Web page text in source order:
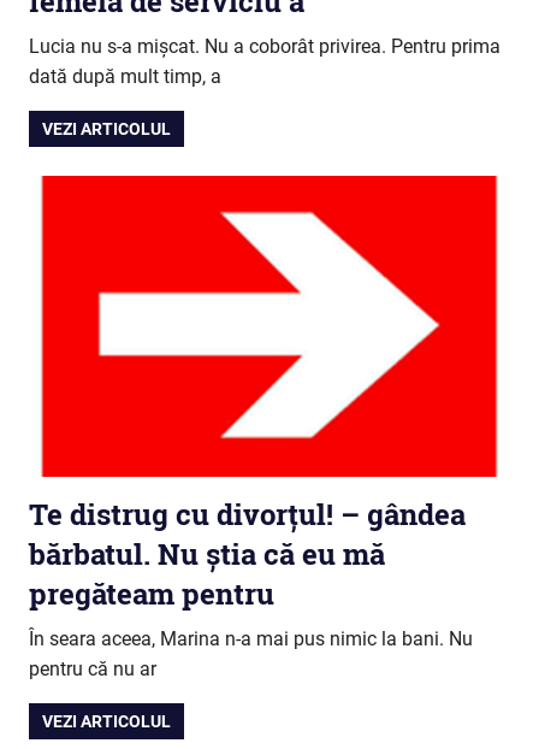
Lucia nu s-a mișcat. Nu a coborât privirea. Pentru prima
dată după mult timp, a
VEZI ARTICOLUL
Te distrug cu divorțul! – gândea
bărbatul. Nu știa că eu mă
pregăteam pentru
În seara aceea, Marina n-a mai pus nimic la bani. Nu
pentru că nu ar
VEZI ARTICOLUL